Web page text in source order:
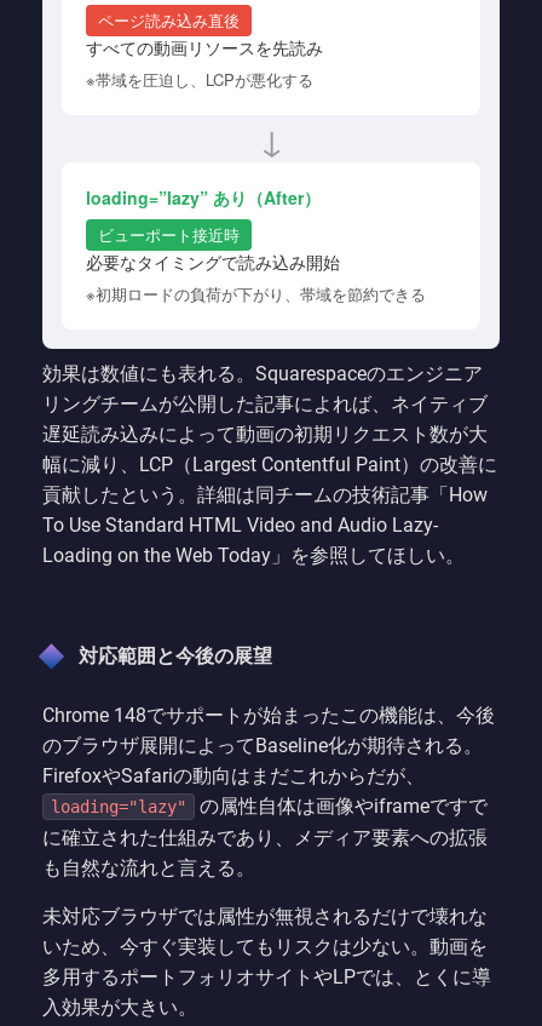
ページ読み込み直後
すべての動画リソースを先読み
※帯域を圧迫し、LCPが悪化する
↓
loading=”lazy” あり（After）
ビューポート接近時
必要なタイミングで読み込み開始
※初期ロードの負荷が下がり、帯域を節約できる
効果は数値にも表れる。Squarespaceのエンジニア
リングチームが公開した記事によれば、ネイティブ
遅延読み込みによって動画の初期リクエスト数が大
幅に減り、LCP（Largest Contentful Paint）の改善に
貢献したという。詳細は同チームの技術記事「How
To Use Standard HTML Video and Audio Lazy-
Loading on the Web Today」を参照してほしい。
対応範囲と今後の展望
Chrome 148でサポートが始まったこの機能は、今後
のブラウザ展開によってBaseline化が期待される。
FirefoxやSafariの動向はまだこれからだが、
loading="lazy"
の属性自体は画像やiframeですで
に確立された仕組みであり、メディア要素への拡張
も自然な流れと言える。
未対応ブラウザでは属性が無視されるだけで壊れな
いため、今すぐ実装してもリスクは少ない。動画を
多用するポートフォリオサイトやLPでは、とくに導
入効果が大きい。